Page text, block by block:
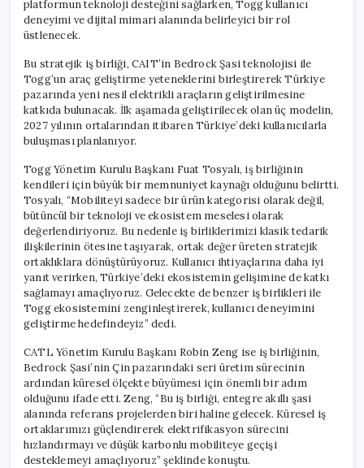
platformun teknoloji desteğini sağlarken, Togg kullanıcı
deneyimi ve dijital mimari alanında belirleyici bir rol
üstlenecek.
Bu stratejik iş birliği, CAIT’in Bedrock Şasi teknolojisi ile
Togg’un araç geliştirme yeteneklerini birleştirerek Türkiye
pazarında yeni nesil elektrikli araçların geliştirilmesine
katkıda bulunacak. İlk aşamada geliştirilecek olan üç modelin,
2027 yılının ortalarından itibaren Türkiye’deki kullanıcılarla
buluşması planlanıyor.
Togg Yönetim Kurulu Başkanı Fuat Tosyalı, iş birliğinin
kendileri için büyük bir memnuniyet kaynağı olduğunu belirtti.
Tosyalı, “Mobiliteyi sadece bir ürün kategorisi olarak değil,
bütüncül bir teknoloji ve ekosistem meselesi olarak
değerlendiriyoruz. Bu nedenle iş birliklerimizi klasik tedarik
ilişkilerinin ötesine taşıyarak, ortak değer üreten stratejik
ortaklıklara dönüştürüyoruz. Kullanıcı ihtiyaçlarına daha iyi
yanıt verirken, Türkiye’deki ekosistemin gelişimine de katkı
sağlamayı amaçlıyoruz. Gelecekte de benzer iş birlikleri ile
Togg ekosistemini zenginleştirerek, kullanıcı deneyimini
geliştirme hedefindeyiz” dedi.
CATL Yönetim Kurulu Başkanı Robin Zeng ise iş birliğinin,
Bedrock Şasi’nin Çin pazarındaki seri üretim sürecinin
ardından küresel ölçekte büyümesi için önemli bir adım
olduğunu ifade etti. Zeng, “Bu iş birliği, entegre akıllı şasi
alanında referans projelerden biri haline gelecek. Küresel iş
ortaklarımızı güçlendirerek elektrifikasyon sürecini
hızlandırmayı ve düşük karbonlu mobiliteye geçişi
desteklemeyi amaçlıyoruz” şeklinde konuştu.